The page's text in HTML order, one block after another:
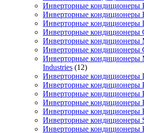
Инверторные кондиционеры
Инверторные кондиционеры
Инверторные кондиционеры
Инверторные кондиционеры
Инверторные кондиционеры
Инверторные кондиционеры
Инверторные кондиционеры
Industries (12)
Инверторные кондиционеры
Инверторные кондиционеры
Инверторные кондиционеры
Инверторные кондиционеры
Инверторные кондиционеры
Инверторные кондиционеры
Инверторные кондиционеры